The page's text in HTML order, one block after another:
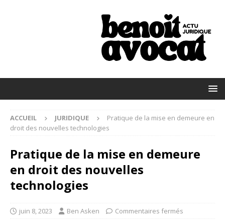
ACCUEIL JURIDIQUE
Pratique de la mise en demeure en
droit des nouvelles technologies
Pratique de la mise en demeure
en droit des nouvelles
technologies
juin 8, 2023 Ben Asken Commentaires fermés